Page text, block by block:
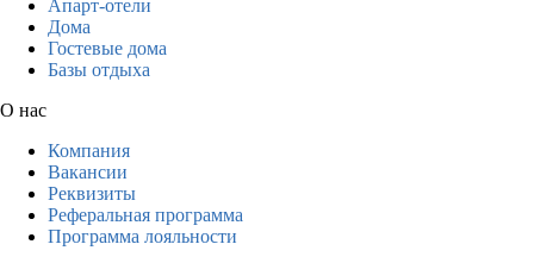
Апарт-отели
Дома
Гостевые дома
Базы отдыха
О нас
Компания
Вакансии
Реквизиты
Реферальная программа
Программа лояльности